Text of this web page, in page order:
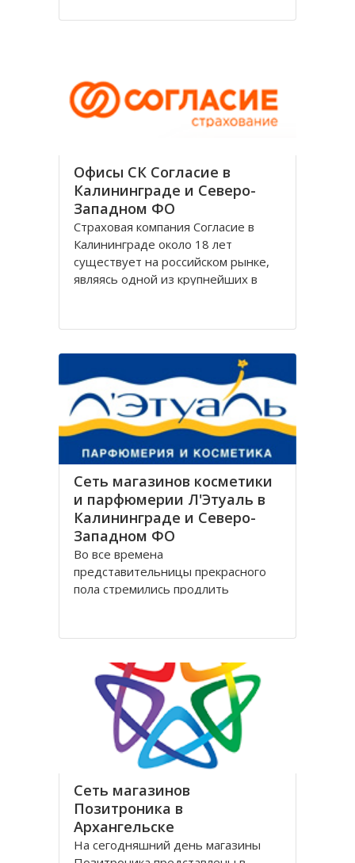
крупнейшим российским
страховую группу
Офисы СК Согласие в
Калининграде и Северо-
Западном ФО
Страховая компания Согласие в
Калининграде около 18 лет
существует на российском рынке,
являясь одной из крупнейших в
только с лучшей стороны.
широко разветвлённую сеть
филиалов, которая охватывает
Сеть магазинов косметики
и парфюмерии Л'Этуаль в
Калининграде и Северо-
Западном ФО
Во все времена
представительницы прекрасного
пола стремились продлить
Женщины прилагали массу усилий
для достижения цели. Но это уже в
прошлом! Сегодня, благодаря
колоссальным достижениям в
области косметологии, ухаживать
за лицом и телом стало
Сеть магазинов
Позитроника в
Архангельске
На сегодняшний день магазины